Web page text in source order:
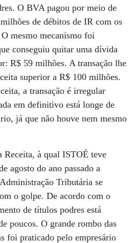
O BVA pagou por meio de
de débitos de IR com os
mesmo mecanismo foi
conseguiu quitar uma dívida
R$ 59 milhões. A transação lhe
superior a R$ 100 milhões.
a transação é irregular
em definitivo está longe de
já que não houve nem mesmo
Receita, à qual ISTOÉ teve
agosto do ano passado a
Tributária se
o golpe. De acordo com o
de títulos podres está
poucos. O grande rombo das
foi praticado pelo empresário